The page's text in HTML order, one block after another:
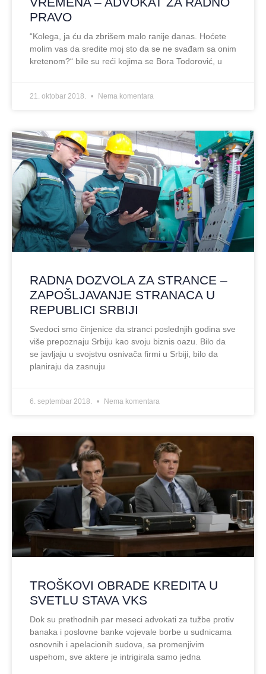
PRAVO
“Kolega, ja ću da zbrišem malo ranije danas. Hoćete
molim vas da sredite moj sto da se ne svađam sa onim
kretenom?“ bile su reći kojima se Bora Todorović, u
21. oktobar 2018. Nema komentara
RADNA DOZVOLA ZA STRANCE –
ZAPOŠLJAVANJE STRANACA U
REPUBLICI SRBIJI
Svedoci smo činjenice da stranci poslednjih godina sve
više prepoznaju Srbiju kao svoju biznis oazu. Bilo da
se javljaju u svojstvu osnivača firmi u Srbiji, bilo da
planiraju da zasnuju
6. septembar 2018. Nema komentara
TROŠKOVI OBRADE KREDITA U
SVETLU STAVA VKS
Dok su prethodnih par meseci advokati za tužbe protiv
banaka i poslovne banke vojevale borbe u sudnicama
osnovnih i apelacionih sudova, sa promenjivim
uspehom, sve aktere je intrigirala samo jedna